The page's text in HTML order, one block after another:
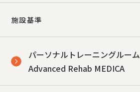
施設基準
パーソナルトレーニングルーム
Advanced Rehab MEDICA